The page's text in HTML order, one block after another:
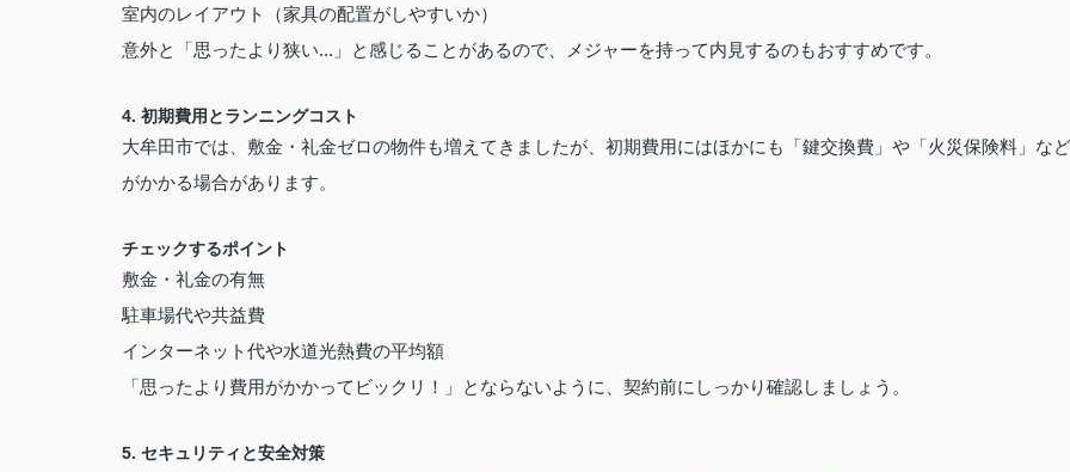
室内のレイアウト（家具の配置がしやすいか）
意外と「思ったより狭い...」と感じることがあるので、メジャーを持って内見するのもおすすめです。
4. 初期費用とランニングコスト
大牟田市では、敷金・礼金ゼロの物件も増えてきましたが、初期費用にはほかにも「鍵交換費」や「火災保険料」など
がかかる場合があります。
チェックするポイント
敷金・礼金の有無
駐車場代や共益費
インターネット代や水道光熱費の平均額
「思ったより費用がかかってビックリ！」とならないように、契約前にしっかり確認しましょう。
5. セキュリティと安全対策